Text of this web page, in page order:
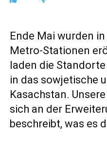
Ende Mai wurden
Metro-Stationen
laden die
in das sowjetische
Kasachstan.
sich an der
beschreibt, was es